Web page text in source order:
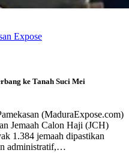
Expose
ke Tanah Suci Mei
(MaduraExpose.com)
Jemaah Calon Haji (JCH)
1.384 jemaah dipastikan
administratif,…